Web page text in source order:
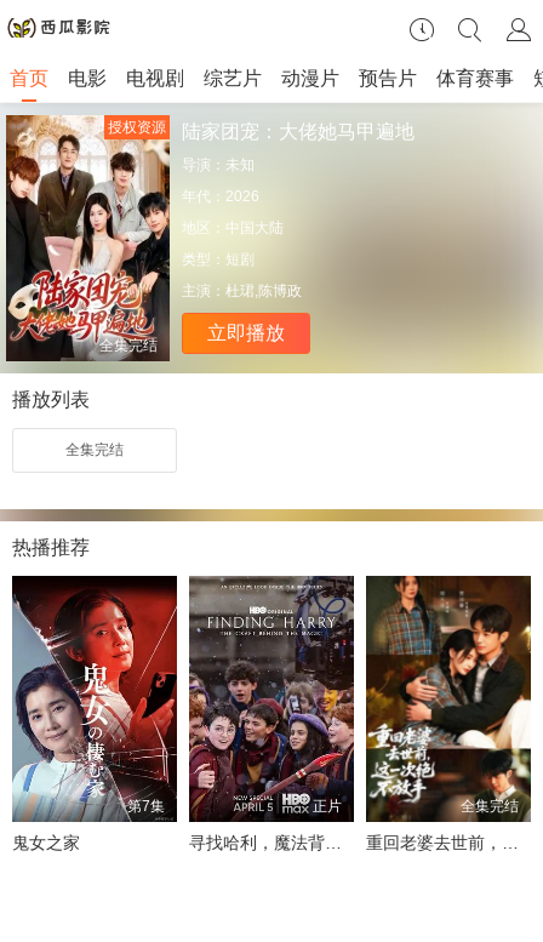
首页 电影 电视剧 综艺片 动漫片 预告片 体育赛事
全集完结
授权资源 陆家团宠：大佬她马甲遍地
导演： 未知
年代： 2026
地区： 中国大陆
类型： 短剧
主演： 杜珺,陈博政
立即播放
播放列表
全集完结
热播推荐
第7集
鬼女之家
正片
寻找哈利，魔法背后的匠心
全集完结
重回老婆去世前，这一次绝不放手